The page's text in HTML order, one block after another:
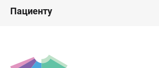
Пациенту